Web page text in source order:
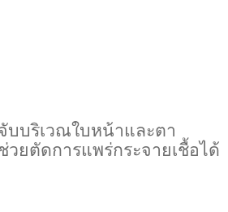
บบริเวณใบหน้าและตา
ยตัดการแพร่กระจายเชื้อได้